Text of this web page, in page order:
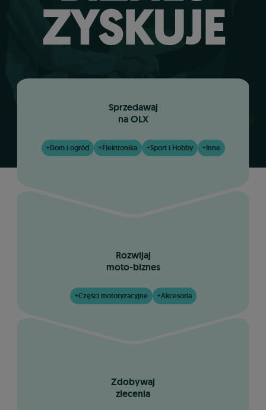
ZYSKUJE
Sprzedawaj
na OLX
+Dom i ogród +Elektronika +Sport i Hobby +Inne
Rozwijaj
moto-biznes
+Części motoryzacyjne +Akcesoria
Zdobywaj
zlecenia